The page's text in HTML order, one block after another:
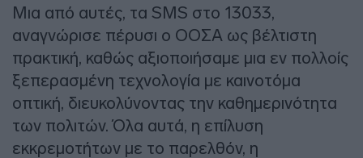
Μια από αυτές, τα SMS στο 13033,
αναγνώρισε πέρυσι ο ΟΟΣΑ ως βέλτιστη
πρακτική, καθώς αξιοποιήσαμε μια εν πολλοίς
ξεπερασμένη τεχνολογία με καινοτόμα
οπτική, διευκολύνοντας την καθημερινότητα
των πολιτών. Όλα αυτά, η επίλυση
εκκρεμοτήτων με το παρελθόν, η